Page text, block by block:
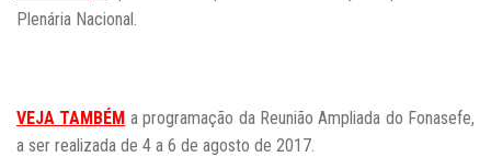
Plenária Nacional.
VEJA TAMBÉM a programação da Reunião Ampliada do Fonasefe,
a ser realizada de 4 a 6 de agosto de 2017.